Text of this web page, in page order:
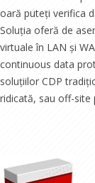
oară puteți verifica
Soluția oferă de
virtuale în LAN și
continuous data
soluțiilor CDP
ridicată, sau off-site